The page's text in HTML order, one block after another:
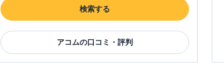
検索する
アコムの口コミ・評判